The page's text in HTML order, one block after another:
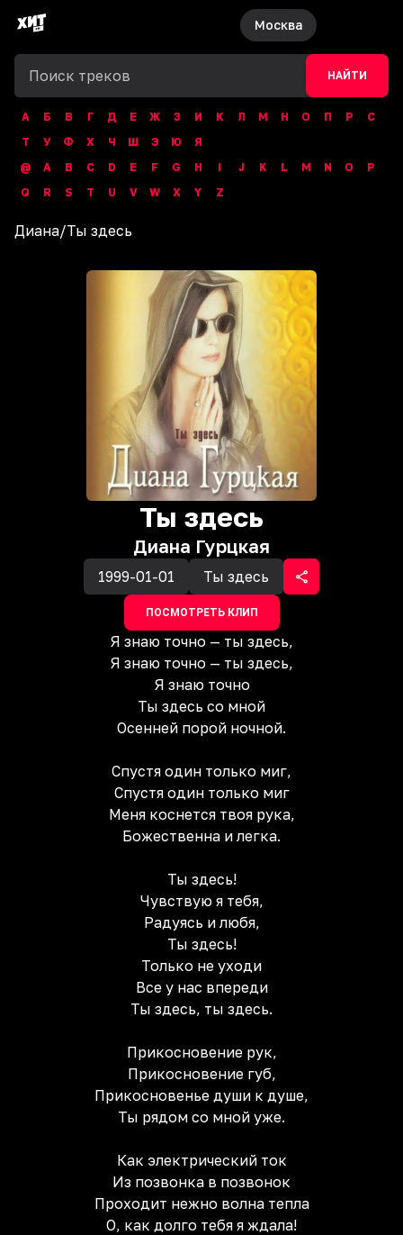
Москва
НАЙТИ
А Б В Г Д Е Ж З И К Л М Н О П Р
С
Т
У Ф Х Ч Ш Э Ю
Я
@
A B C D E F G H I J K L M N O
P
Q
R S T U V W X Y Z
Диана/Ты здесь
Ты здесь
Диана Гурцкая
1999-01-01 Ты здесь
ПОСМОТРЕТЬ КЛИП
Я знаю точно — ты здесь,
Я знаю точно — ты здесь,
Я знаю точно
Ты здесь со мной
Осенней порой ночной.
Спустя один только миг,
Спустя один только миг
Меня коснется твоя рука,
Божественна и легка.
Ты здесь!
Чувствую я тебя,
Радуясь и любя,
Ты здесь!
Только не уходи
Все у нас впереди
Ты здесь, ты здесь.
Прикосновение рук,
Прикосновение губ,
Прикосновенье души к душе,
Ты рядом со мной уже.
Как электрический ток
Из позвонка в позвонок
Проходит нежно волна тепла
О, как долго тебя я ждала!